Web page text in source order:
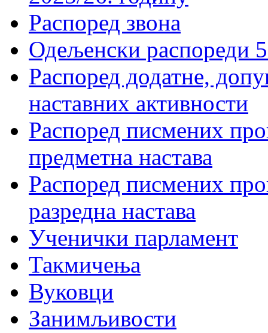
Распоред звона
Одељенски распореди
Распоред додатне,
наставних активности
Распоред писмених
предметна настава
Распоред писмених
разредна настава
Ученички парламент
Такмичења
Вуковци
Занимљивости